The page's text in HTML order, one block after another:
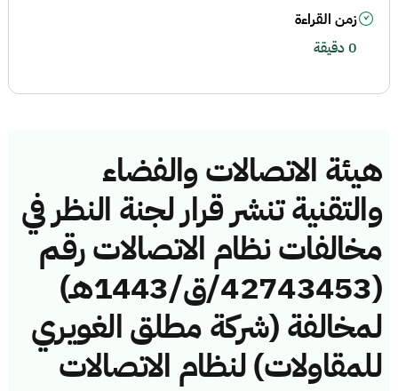
هيئة الاتصالات والفضاء
والتقنية تنشر قرار لجنة النظر في
مخالفات نظام الاتصالات رقم
(42743453/ق/1443هـ)
لمخالفة (شركة مطلق الغويري
للمقاولات) لنظام الاتصالات
زمن القراءة
0 دقيقة